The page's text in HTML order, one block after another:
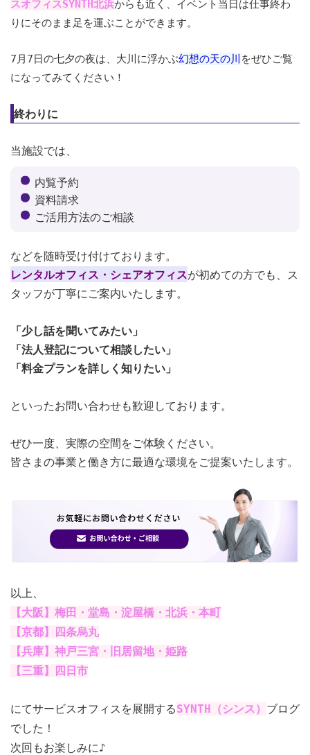
スオフィスSYNTH北浜からも近く、イベント当日は仕事終わ
りにそのまま足を運ぶことができます。
7月7日の七夕の夜は、大川に浮かぶ幻想の天の川 をぜひご覧
になってみてください！
終わりに
当施設では、
内覧予約
資料請求
ご活用方法のご相談
などを随時受け付けております。
レンタルオフィス・シェアオフィスが初めての方でも、ス
タッフが丁寧にご案内いたします。
「少し話を聞いてみたい」
「法人登記について相談したい」
「料金プランを詳しく知りたい」
といったお問い合わせも歓迎しております。
ぜひ一度、実際の空間をご体験ください。
皆さまの事業と働き方に最適な環境をご提案いたします。
以上、
【大阪】梅田・堂島・淀屋橋・北浜・本町
【京都】四条烏丸
【兵庫】神戸三宮・旧居留地・姫路
【三重】四日市
にてサービスオフィスを展開するSYNTH（シンス） ブログ
でした！
次回もお楽しみに♪